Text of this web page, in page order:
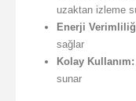
uzaktan izleme
Enerji
sağlar
Kolay Kullanım:
sunar